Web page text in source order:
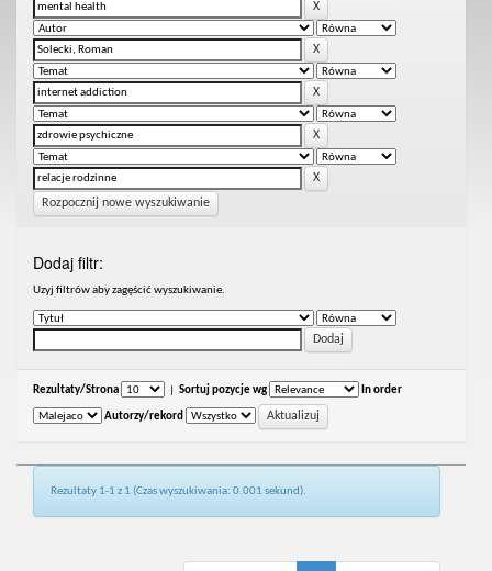
Rozpocznij nowe wyszukiwanie
Dodaj filtr:
Uzyj filtrów aby zagęścić wyszukiwanie.
Rezultaty/Strona Sortuj pozycje wg In order
Autorzy/rekord
Rezultaty 1-1 z 1 (Czas wyszukiwania: 0.001 sekund).